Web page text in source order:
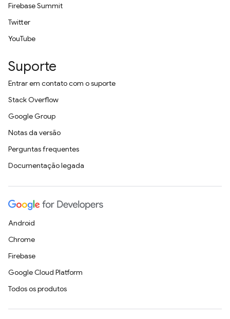
Firebase Summit
Twitter
YouTube
Suporte
Entrar em contato com o suporte
Stack Overflow
Google Group
Notas da versão
Perguntas frequentes
Documentação legada
Android
Chrome
Firebase
Google Cloud Platform
Todos os produtos